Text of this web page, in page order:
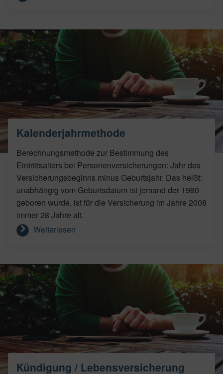
Kalenderjahrmethode
Berechnungsmethode zur Bestimmung des
Eintrittsalters bei Personenversicherungen: Jahr des
Versicherungsbeginns minus Geburtsjahr. Das heißt:
unabhängig vom Geburtsdatum ist jemand der 1980
geboren wurde, ist für die Versicherung im Jahre 2008
immer 28 Jahre alt.
Weiterlesen
Kündigung / Lebensversicherung